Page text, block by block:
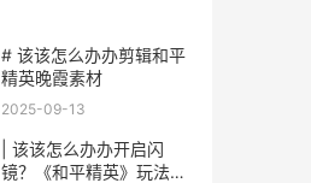
# 该该怎么办办剪辑和平
精英晚霞素材
2025-09-13
| 该该怎么办办开启闪
镜？《和平精英》玩法攻